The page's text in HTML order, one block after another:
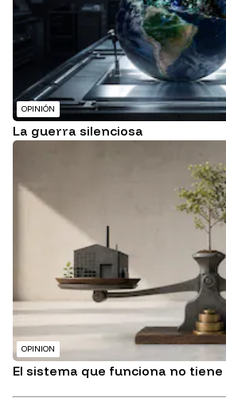
OPINIÓN
La guerra silenciosa
OPINION
El sistema que funciona no